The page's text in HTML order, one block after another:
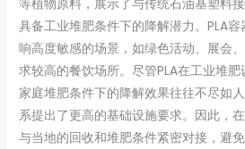
等植物原料，展示了与传统石油基塑料
具备工业堆肥条件下的降解潜力。PLA
响高度敏感的场景，如绿色活动、展会
求较高的餐饮场所。尽管PLA在工业堆
家庭堆肥条件下的降解效果往往不尽如
系提出了更高的基础设施要求。因此，
与当地的回收和堆肥条件紧密对接，避